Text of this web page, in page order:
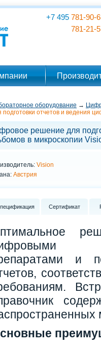
+7 495 781-90-
781-21-
оборудование →
подготовки отчетов и ведения
решение для
в микроскопии
Vision
Австрия
Сертификат
и